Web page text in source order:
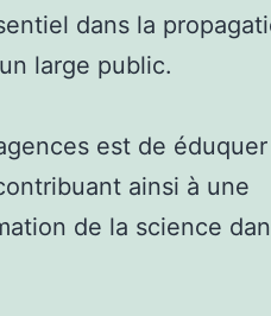
dans la
large public.
est de
ainsi à une
de la science